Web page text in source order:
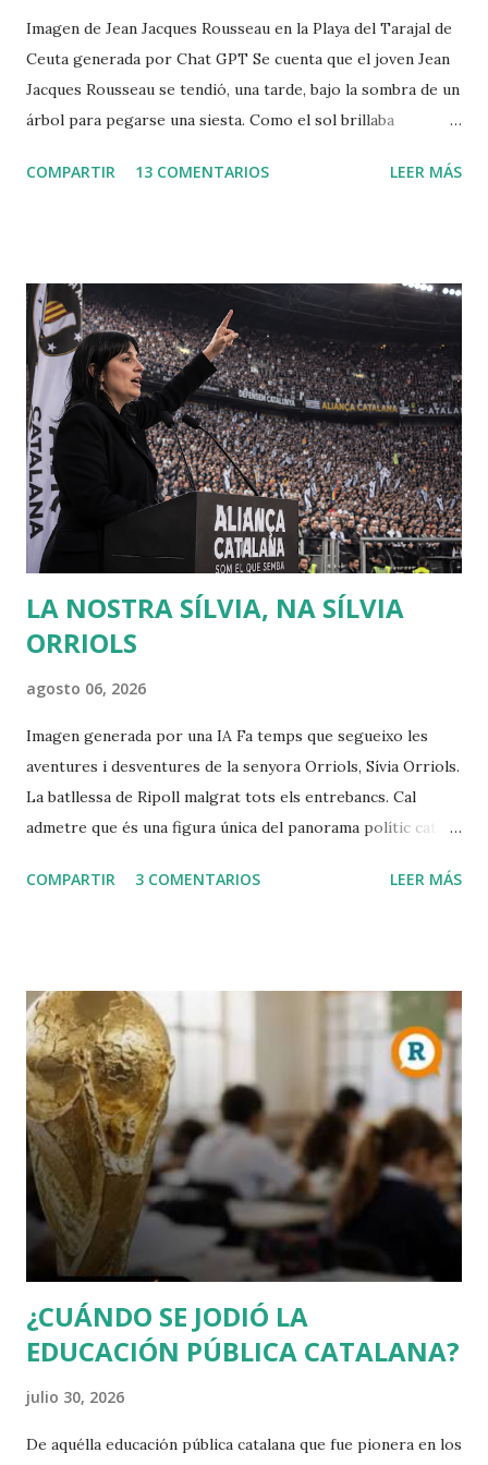
Imagen de Jean Jacques Rousseau en la Playa del Tarajal de
Ceuta generada por Chat GPT Se cuenta que el joven Jean
Jacques Rousseau se tendió, una tarde, bajo la sombra de un
árbol para pegarse una siesta. Como el sol brillaba
cabeza. Cuando despertó, leió el periódico que le había
pregunta: "¿Cuál es el origen de la desigualdad entre los
hombres, y si es respaldada por la ley natural?". Jean
Jacques escribió entonces el Discurso sobre el origen y los
fundamentos de la desigualdad entre los hombres , que le
convirtió enseguida en una celebrity en toda Europa. Para
Rousseau, la sociedad civil es una trampa perpetuada por
los poderosos sobre los débiles, de modo que puedan
conservar su poder y riqueza. Muchas veces creo que se
debería releer a Rousseau, sobr...
COMPARTIR 13 COMENTARIOS LEER MÁS
LA NOSTRA SÍLVIA, NA SÍLVIA
ORRIOLS
agosto 06, 2026
Imagen generada por una IA Fa temps que segueixo les
aventures i desventures de la senyora Orriols, Sívia Orriols.
La batllessa de Ripoll malgrat tots els entrebancs. Cal
admetre que és una figura única del panorama polític català,
sistema, completament fora del relat oficial que
floritura poètica i per l'adjectiu inesperat. Parla amb un to
seriós molt proper a la ira, com si en qualsevol moment
anés a explotar. Llenguatge duríssim i immisericorde
contra allò que combat: la mesquinesa dels partits i,
especialment, el perill de la pèrdua d'identitat cultural
catalana enfront de les onades immigrades. En aquest
sentit, tan sols seria una versió patriòtica de Vox, amb qui
diu compartir gran part del programa exceptuant la
qüestió catalana. Orriols irr...
COMPARTIR 3 COMENTARIOS LEER MÁS
¿CUÁNDO SE JODIÓ LA
EDUCACIÓN PÚBLICA CATALANA?
julio 30, 2026
De aquélla educación pública catalana que fue pionera en los